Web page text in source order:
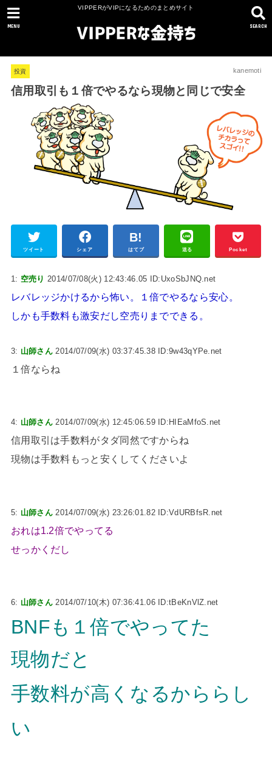
VIPPERがVIPになるためのまとめサイト
SEARCH
MENU
投資 kanemoti
信用取引も１倍でやるなら現物と同じで安全
ツイート シェア はてブ 送る Pocket
1: 空売り 2014/07/08(火) 12:43:46.05 ID:UxoSbJNQ.net
レバレッジかけるから怖い。１倍でやるなら安心。
しかも手数料も激安だし空売りまでできる。
3: 山師さん 2014/07/09(水) 03:37:45.38 ID:9w43qYPe.net
１倍ならね
4: 山師さん 2014/07/09(水) 12:45:06.59 ID:HIEaMfoS.net
信用取引は手数料がタダ同然ですからね
現物は手数料もっと安くしてくださいよ
5: 山師さん 2014/07/09(水) 23:26:01.82 ID:VdURBfsR.net
おれは1.2倍でやってる
せっかくだし
6: 山師さん 2014/07/10(木) 07:36:41.06 ID:tBeKnVlZ.net
BNFも１倍でやってた
現物だと
手数料が高くなるかららし
い